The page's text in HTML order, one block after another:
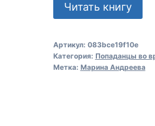
Читать книгу
Артикул: 083bce19f10e
Категория: Попаданцы во
Метка: Марина Андреева